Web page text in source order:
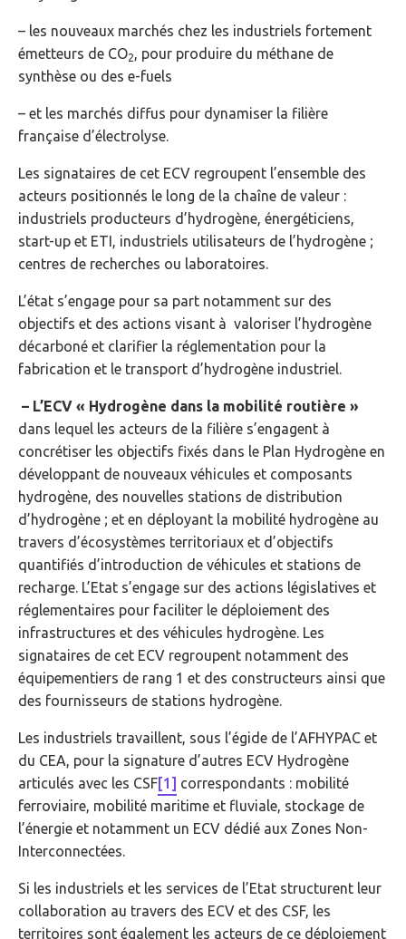
– les nouveaux marchés chez les industriels fortement
émetteurs de CO2
, pour produire du méthane de
synthèse ou des e-fuels
– et les marchés diffus pour dynamiser la filière
française d’électrolyse.
Les signataires de cet ECV regroupent l’ensemble des
acteurs positionnés le long de la chaîne de valeur :
industriels producteurs d’hydrogène, énergéticiens,
start-up et ETI, industriels utilisateurs de l’hydrogène ;
centres de recherches ou laboratoires.
L’état s’engage pour sa part notamment sur des
objectifs et des actions visant à valoriser l’hydrogène
décarboné et clarifier la réglementation pour la
fabrication et le transport d’hydrogène industriel.
– L’ECV « Hydrogène dans la mobilité routière »
dans lequel les acteurs de la filière s’engagent à
concrétiser les objectifs fixés dans le Plan Hydrogène en
développant de nouveaux véhicules et composants
hydrogène, des nouvelles stations de distribution
d’hydrogène ; et en déployant la mobilité hydrogène au
travers d’écosystèmes territoriaux et d’objectifs
quantifiés d’introduction de véhicules et stations de
recharge. L’Etat s’engage sur des actions législatives et
réglementaires pour faciliter le déploiement des
infrastructures et des véhicules hydrogène. Les
signataires de cet ECV regroupent notamment des
équipementiers de rang 1 et des constructeurs ainsi que
des fournisseurs de stations hydrogène.
Les industriels travaillent, sous l’égide de l’AFHYPAC et
du CEA, pour la signature d’autres ECV Hydrogène
articulés avec les CSF[1] correspondants : mobilité
ferroviaire, mobilité maritime et fluviale, stockage de
l’énergie et notamment un ECV dédié aux Zones Non-
Interconnectées.
Si les industriels et les services de l’Etat structurent leur
collaboration au travers des ECV et des CSF, les
territoires sont également les acteurs de ce déploiement